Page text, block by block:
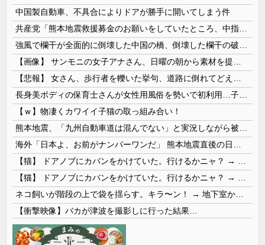
中国製自動車、不具合によりドアが勝手に開いてしまう件
【ｗ】物凄くカワイイ子猫の取っ組み合い！
【衝撃映像】バカが津波を撮影しに行った結果…